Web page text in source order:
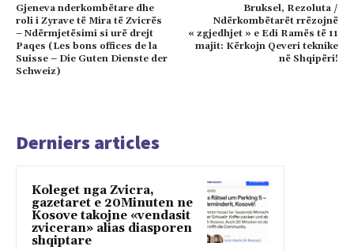
Gjeneva nderkombëtare dhe
roli i Zyrave të Mira të Zvicrës
– Ndërmjetësimi si urë drejt
Paqes (Les bons offices de la
Suisse – Die Guten Dienste der
Schweiz)
Bruksel, Rezoluta /
Ndërkombëtarët rrëzojnë
« zgjedhjet » e Edi Ramës të 11
majit: Kërkojn Qeveri teknike
në Shqipëri!
Derniers articles
Koleget nga Zvicra,
gazetaret e 20Minuten ne
Kosove takojne «vendasit
zviceran» alias diasporen
shqiptare